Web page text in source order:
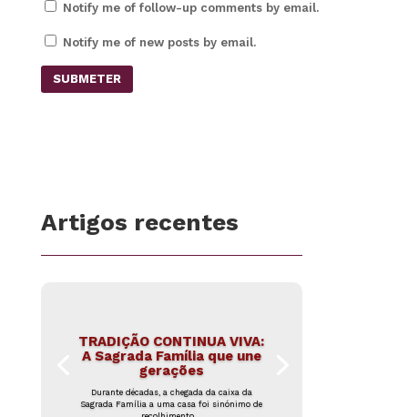
Notify me of follow-up comments by email.
Notify me of new posts by email.
SUBMETER
Artigos recentes
TRADIÇÃO CONTINUA VIVA:
A Sagrada Família que une
gerações
Durante décadas, a chegada da caixa da
Sagrada Família a uma casa foi sinónimo de